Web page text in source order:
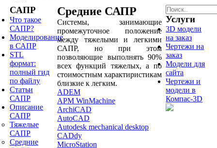
САПР
Что такое
САПР?
Моделирование
в САПР
STL
формат:
полный гид
по файлу
Статьи
САПР
Описание
САПР
Тяжелые
САПР
Средние
Средние САПР
Системы, занимающие
промежуточное положение
между тяжелыми и легкими
САПР, но при этом
позволяющие выполнять 90%
всех функций тяжелых, а по
стоимостным характиристикам
близкие к легким.
ADEM
APM WinMachine
ArchiCAD
AutoCAD
Autodesk mechanical desktop
CADdy
MicroStation
Услуги
3D модели
на заказ
Чертежи на
заказ
Модели для
сайта
Чертежи и
модели в
Компас-3D